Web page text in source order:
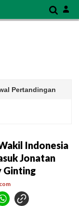
Pertandingan
Indonesia
Jonatan
Ginting